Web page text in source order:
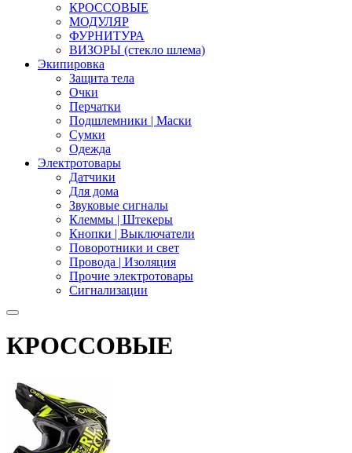
КРОССОВЫЕ
МОДУЛЯР
ФУРНИТУРА
ВИЗОРЫ (стекло шлема)
Экипировка
Защита тела
Очки
Перчатки
Подшлемники | Маски
Сумки
Одежда
Электротовары
Датчики
Для дома
Звуковые сигналы
Клеммы | Штекеры
Кнопки | Выключатели
Поворотники и свет
Провода | Изоляция
Прочие электротовары
Сигнализации
КРОССОВЫЕ